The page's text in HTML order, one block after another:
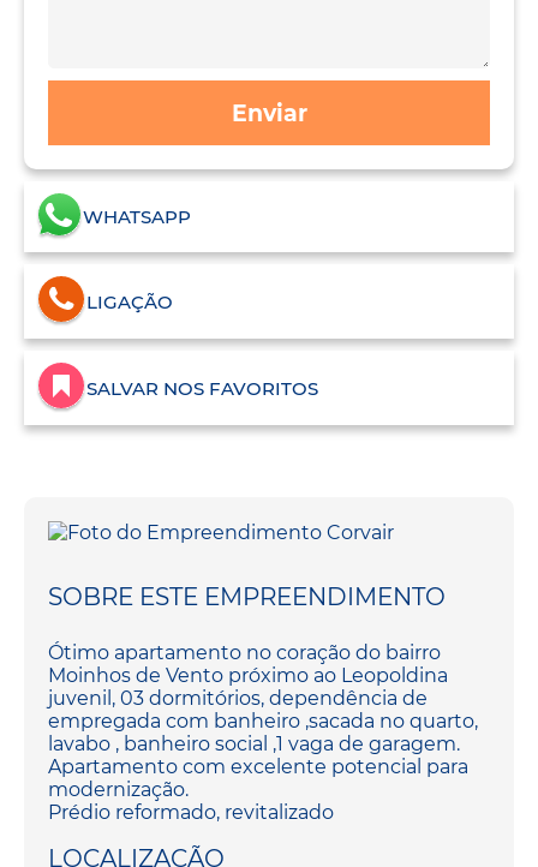
Enviar
WHATSAPP
LIGAÇÃO
SALVAR NOS FAVORITOS
SOBRE ESTE EMPREENDIMENTO
Ótimo apartamento no coração do bairro
Moinhos de Vento próximo ao Leopoldina
juvenil, 03 dormitórios, dependência de
empregada com banheiro ,sacada no quarto,
lavabo , banheiro social ,1 vaga de garagem.
Apartamento com excelente potencial para
modernização.
Prédio reformado, revitalizado
LOCALIZAÇÃO